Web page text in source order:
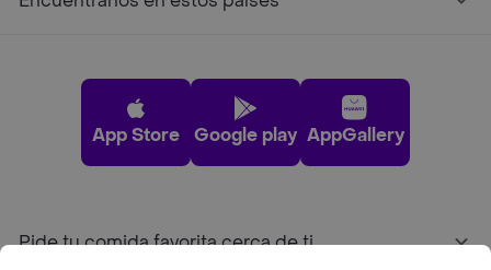
App Store Google play AppGallery
Pide tu comida favorita cerca de ti